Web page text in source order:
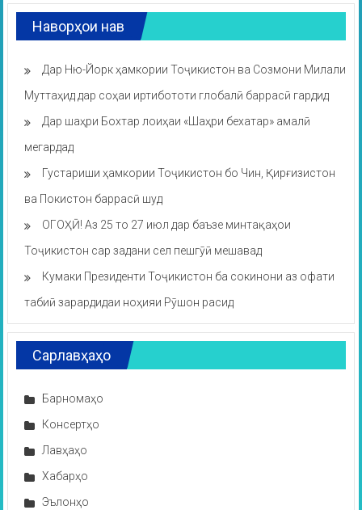
Наворҳои нав
Дар Ню-Йорк ҳамкории Тоҷикистон ва Созмони Милали
Муттаҳид дар соҳаи иртибототи глобалӣ баррасӣ гардид
Дар шаҳри Бохтар лоиҳаи «Шаҳри бехатар» амалӣ
мегардад
Густариши ҳамкории Тоҷикистон бо Чин, Қирғизистон
ва Покистон баррасӣ шуд
ОГОҲӢ! Аз 25 то 27 июл дар баъзе минтақаҳои
Тоҷикистон сар задани сел пешгӯӣ мешавад
Кумаки Президенти Тоҷикистон ба сокинони аз офати
табиӣ зарардидаи ноҳияи Рӯшон расид
Сарлавҳаҳо
Барномаҳо
Консертҳо
Лавҳаҳо
Хабарҳо
Эълонҳо